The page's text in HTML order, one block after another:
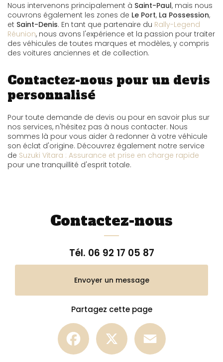
Nous intervenons principalement à Saint-Paul, mais nous
couvrons également les zones de Le Port, La Possession,
et Saint-Denis. En tant que partenaire du Rally-Legend
Réunion, nous avons l'expérience et la passion pour traiter
des véhicules de toutes marques et modèles, y compris
des voitures anciennes et de collection.
Contactez-nous pour un devis
personnalisé
Pour toute demande de devis ou pour en savoir plus sur
nos services, n'hésitez pas à nous contacter. Nous
sommes là pour vous aider à redonner à votre véhicule
son éclat d'origine. Découvrez également notre service
de Suzuki Vitara : Assurance et prise en charge rapide
pour une tranquillité d'esprit totale.
Contactez-nous
Tél. 06 92 17 05 87
Envoyer un message
Partagez cette page
Facebook